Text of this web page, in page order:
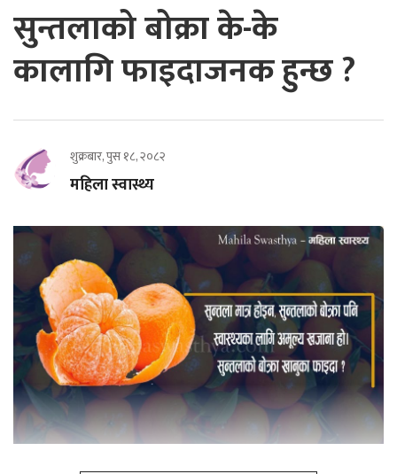
सुन्तलाको बोक्रा के-के
कालागि फाइदाजनक हुन्छ ?
शुक्रबार, पुस १८, २०८२
महिला स्वास्थ्य